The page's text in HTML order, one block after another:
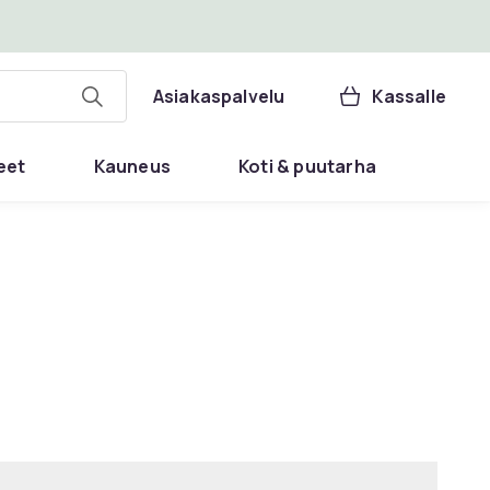
Asiakaspalvelu Kassalle
Kauneus Koti & puutarha